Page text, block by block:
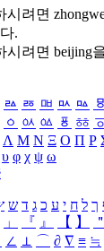
시려면
.
시려면 beijing
ㅬ ㅭ ㅮ ㅯ ㅰ ㅱ
ㆁ ㆂ ㆃ ㆄ ㆅ
Λ Μ Ν Ξ Ο Π Ρ
υ φ χ ψ ω
ך ל ח י ע כ ג ד ש
」 『 』 【 】 ＂
∠ ⊥ ⌒ ∂ ∇ ≡ ≒